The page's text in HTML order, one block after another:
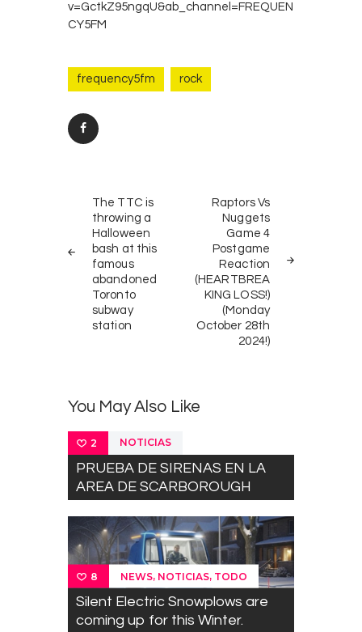
v=GctkZ95ngqU&ab_channel=FREQUEN
CY5FM
frequency5fm rock
navigation
POST
The TTC is
throwing a
Halloween
bash at this
famous
abandoned
Toronto
subway
station
POST
Raptors Vs
Nuggets
Game 4
Postgame
Reaction
(HEARTBREA
KING LOSS!)
(Monday
October 28th
2024!)
You May Also Like
2 NOTICIAS
PRUEBA DE SIRENAS EN LA
AREA DE SCARBOROUGH
8 NEWS, NOTICIAS, TODO
Silent Electric Snowplows are
coming up for this Winter.